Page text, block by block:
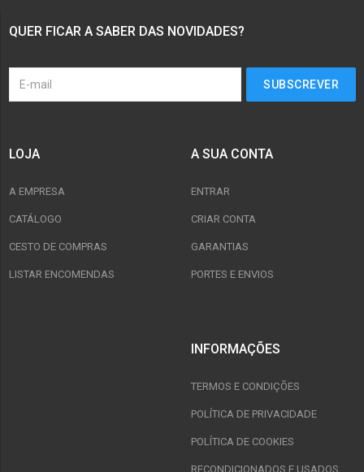
QUER FICAR A SABER DAS NOVIDADES?
LOJA
A EMPRESA
CATÁLOGO
CESTO DE COMPRAS
LISTAR ENCOMENDAS
A SUA CONTA
ENTRAR
CRIAR CONTA
GARANTIAS
PORTES E ENVIOS
INFORMAÇÕES
TERMOS E CONDIÇÕES
POLÍTICA DE PRIVACIDADE
POLÍTICA DE COOKIES
RECONDICIONADOS E USADOS